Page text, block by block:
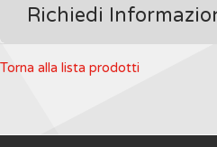
Richiedi
Torna alla lista prodotti